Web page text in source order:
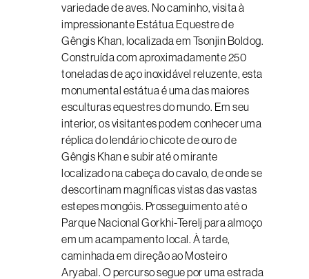
variedade de aves. No caminho, visita à
impressionante Estátua Equestre de
Gêngis Khan, localizada em Tsonjin Boldog.
Construída com aproximadamente 250
toneladas de aço inoxidável reluzente, esta
monumental estátua é uma das maiores
esculturas equestres do mundo. Em seu
interior, os visitantes podem conhecer uma
réplica do lendário chicote de ouro de
Gêngis Khan e subir até o mirante
localizado na cabeça do cavalo, de onde se
descortinam magníficas vistas das vastas
estepes mongóis. Prosseguimento até o
Parque Nacional Gorkhi-Terelj para almoço
em um acampamento local. À tarde,
caminhada em direção ao Mosteiro
Aryabal. O percurso segue por uma estrada